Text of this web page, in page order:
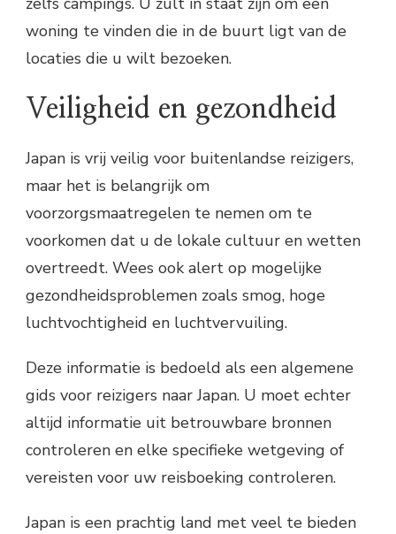
woning te vinden die in de buurt ligt van de
locaties die u wilt bezoeken.
Veiligheid en gezondheid
Japan is vrij veilig voor buitenlandse reizigers,
maar het is belangrijk om
voorzorgsmaatregelen te nemen om te
voorkomen dat u de lokale cultuur en wetten
overtreedt. Wees ook alert op mogelijke
gezondheidsproblemen zoals smog, hoge
luchtvochtigheid en luchtvervuiling.
Deze informatie is bedoeld als een algemene
gids voor reizigers naar Japan. U moet echter
altijd informatie uit betrouwbare bronnen
controleren en elke specifieke wetgeving of
vereisten voor uw reisboeking controleren.
Japan is een prachtig land met veel te bieden